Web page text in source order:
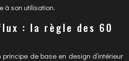
à son utilisation.
: la règle des 60
de base en design d’intérieur